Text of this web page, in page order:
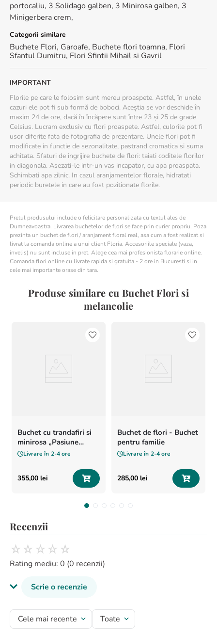
Dimensiune: 40 cm (inaltime) - 30 cm (diametrul buchetului)
portocaliu, 3 Solidago galben, 3 Minirosa galben, 3
Minigerbera crem,
Categorii similare
Buchete Flori, Garoafe, Buchete flori toamna, Flori
Sfantul Dumitru, Flori Sfintii Mihail si Gavril
IMPORTANT
Florile pe care le folosim sunt mereu proaspete. Astfel, în unele
cazuri ele pot fi sub formă de boboci. Aceștia se vor deschide în
maxim 24 de ore, dacă în încăpere sunt între 23 și 25 de grade
Celsius. Lucram exclusiv cu flori proaspete. Astfel, culorile pot fi
usor diferite fata de fotografia de prezentare. Unele flori pot fi
modificate in functie de sezonalitate, pastrand cromatica si suma
achitata. Sfaturi de ingrijire buchete de flori: taiati coditele florilor
in diagonala. Asezati-le intr-un vas incapator, cu apa proaspata.
Schimbati apa zilnic. In cazul aranjamentelor florale, hidratati
periodic buretele in care au fost pozitionate florile.
Pretul produsului include o felicitare personalizata cu textul ales de
Dumneavoastra. Livrarea buchetelor de flori se face prin curier propriu. Poza
prezinta un buchet de flori / aranjament floral real, asa cum a fost realizat si
livrat la comanda online a unui client Floria. Accesoriile speciale (vaza,
invelis) nu sunt incluse in pret. Alege cea mai profesionista florarie online.
Comanda flori online cu livrate rapida si gratuita - 2 ore in Bucuresti si in
cele mai importante orase din tara.
Produse similare cu Buchet Flori si
melancolie
Buchet cu trandafiri si
minirosa „Pasiune
pentru flori”
Livrare în 2-4 ore
355,00 lei
Buchet de flori - Buchet
pentru familie
Livrare în 2-4 ore
285,00 lei
Recenzii
☆☆ ☆☆ ☆
Rating mediu: 0 (0 recenzii)
Scrie o recenzie
Titlu recenzie
Cele mai recente Toate